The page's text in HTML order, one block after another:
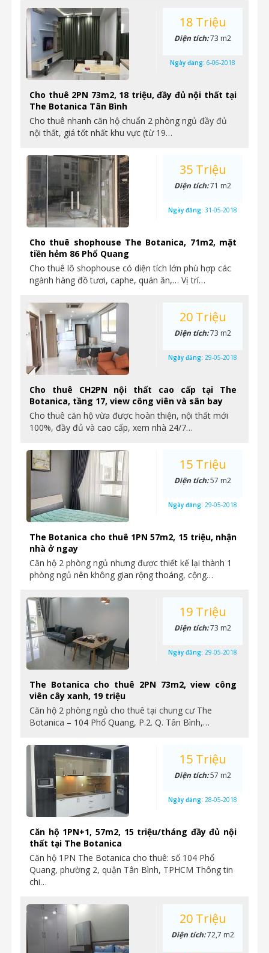
Cho thuê 2PN 73m2, 18 triệu, đầy đủ nội thất tại
The Botanica Tân Bình
Cho thuê nhanh căn hộ chuẩn 2 phòng ngủ đầy đủ
nội thất, giá tốt nhất khu vực (từ 19…
18 Triệu
Diện tích:73 m2
Ngày đăng: 6-06-2018
Cho thuê shophouse The Botanica, 71m2, mặt
tiền hẻm 86 Phổ Quang
Cho thuê lô shophouse có diện tích lớn phù hợp các
ngành hàng đồ tươi, caphe, quán ăn,… Vị trí…
35 Triệu
Diện tích:71 m2
Ngày đăng: 31-05-2018
Cho thuê CH2PN nội thất cao cấp tại The
Botanica, tầng 17, view công viên và sân bay
Cho thuê căn hộ vừa được hoàn thiện, nội thất mới
100%, đầy đủ và cao cấp, xem nhà 24/7…
20 Triệu
Diện tích:73 m2
Ngày đăng: 29-05-2018
The Botanica cho thuê 1PN 57m2, 15 triệu, nhận
nhà ở ngay
Căn hộ 2 phòng ngủ nhưng được thiết kế lại thành 1
phòng ngủ nên không gian rộng thoáng, cộng…
15 Triệu
Diện tích:57 m2
Ngày đăng: 29-05-2018
The Botanica cho thuê 2PN 73m2, view công
viên cây xanh, 19 triệu
Căn hộ 2 phòng ngủ cho thuê tại chung cư The
Botanica – 104 Phổ Quang, P.2. Q. Tân Bình,…
19 Triệu
Diện tích:73 m2
Ngày đăng: 29-05-2018
Căn hộ 1PN+1, 57m2, 15 triệu/tháng đầy đủ nội
thất tại The Botanica
Căn hộ 1PN The Botanica cho thuê: số 104 Phổ
Quang, phường 2, quận Tân Bình, TPHCM Thông tin
chi…
15 Triệu
Diện tích:57 m2
Ngày đăng: 28-05-2018
20 Triệu
Diện tích:72,7 m2